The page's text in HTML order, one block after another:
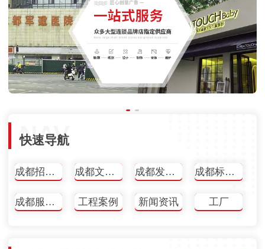
NAV
快速导航
成都招牌/店招 成都文化墙 成都发光字 成都标识标牌
成都服务项目 工程案例 新闻资讯 工厂